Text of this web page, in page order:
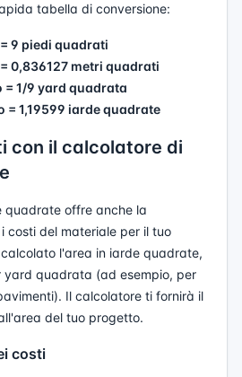
tabella di conversione:
9 piedi quadrati
0,836127 metri quadrati
= 1/9 yard quadrata
= 1,19599 iarde quadrate
con il calcolatore di
quadrate offre anche la
costi del materiale per il tuo
l'area in iarde quadrate,
yard quadrata (ad esempio, per
Il calcolatore ti fornirà il
del tuo progetto.
costi